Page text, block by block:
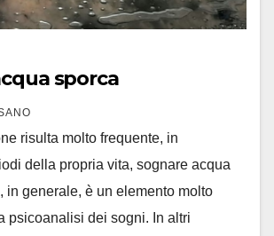
sporca
risulta molto frequente, in
della propria vita, sognare acqua
in generale, è un elemento molto
psicoanalisi dei sogni. In altri